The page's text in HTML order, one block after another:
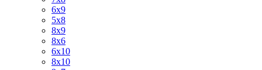
6x9
5x8
8x9
8x6
6х10
8x10